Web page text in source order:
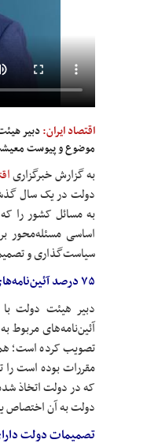
اقتصاد ایران:
موضوع و پیوست
به گزارش خبرگزاری
دولت در یک سال
به مسائل کشور را
اساسی مسئله‌محور
سیاست‌گذاری و
۷۵ درصد آئین‌نامه‌های قانون برنامه هفتم را تصویب شده است
دبیر هیئت دولت با
تصویب کرده است؛
مقررات بوده است
دولت به آن اختصاص
تصمیمات دولت